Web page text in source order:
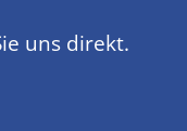
uns direkt.